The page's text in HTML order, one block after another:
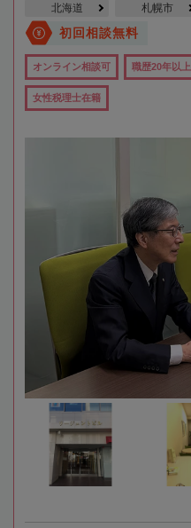
北海道 札幌市
初回相談無料
オンライン相談可 職歴20年以上
女性税理士在籍